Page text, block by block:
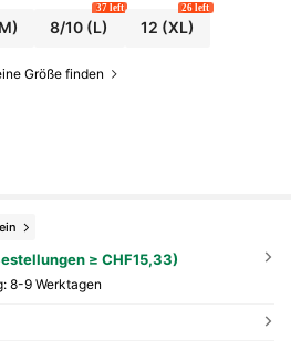
8/10 (L)
37 left
12 (XL)
26 left
Größe finden
≥ CHF15,33)
8-9 Werktagen